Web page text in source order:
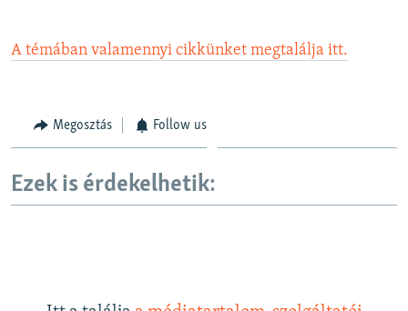
A témában valamennyi cikkünket megtalálja itt.
Megosztás Follow us
Ezek is érdekelhetik: